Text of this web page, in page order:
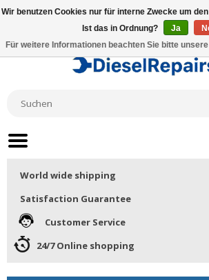
World wide shipping
Satisfaction Guarantee
Customer Service
24/7 Online shopping
Wir benutzen Cookies nur für interne Zwecke um
Ist das in Ordnung?
Ja
Für weitere Informationen beachten Sie bitte